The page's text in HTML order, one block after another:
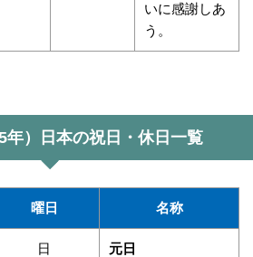
いに感謝しあ
う。
年）日本の祝日・休日一覧
曜日 名称
日 元日